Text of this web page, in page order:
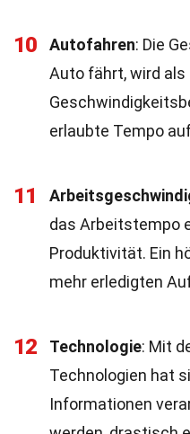
10 Autofahren: Die
Auto fährt, wird
erlaubte Tempo
11
das Arbeitstempo
Produktivität. Ein
mehr erledigten
12 Technologie: Mit
Technologien hat
Informationen